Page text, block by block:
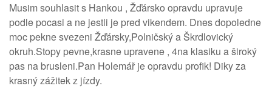
Musim souhlasit s Hankou , Žďársko opravdu upravuje
podle pocasi a ne jestli je pred vikendem. Dnes dopoledne
moc pekne svezeni Žďársky,Polničský a Škrdlovický
okruh.Stopy pevne,krasne upravene , 4na klasiku a široký
pas na brusleni.Pan Holemář je opravdu profik! Diky za
krasný zážitek z jízdy.